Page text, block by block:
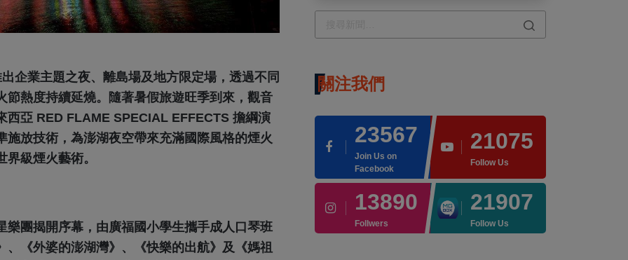
企業主題之夜、離島場及地方限定場，透過不同
熱度持續延燒。隨著暑假旅遊旺季到來，觀音
西亞 RED FLAME SPECIAL EFFECTS 擔綱演
放技術，為澎湖夜空帶來充滿國際風格的煙火
級煙火藝術。
團揭開序幕，由廣福國小學生攜手成人口琴班
《外婆的澎湖灣》、《快樂的出航》及《媽祖
關注我們
23567
Join Us on
Facebook
21075
Follow Us
13890
Follwers
21907
Follow Us